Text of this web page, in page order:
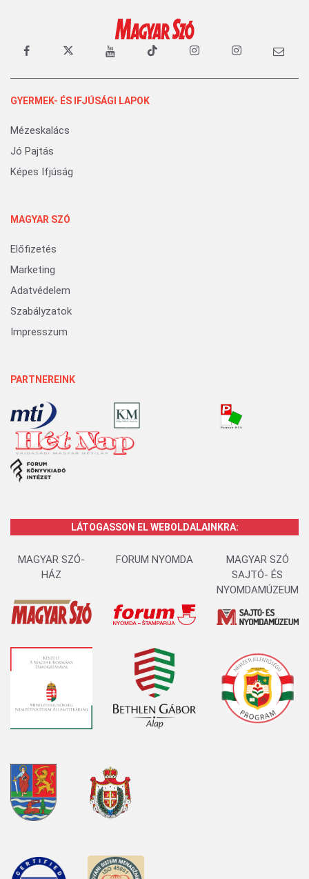
GYERMEK- ÉS IFJÚSÁGI LAPOK
Mézeskalács
Jó Pajtás
Képes Ifjúság
MAGYAR SZÓ
Előfizetés
Marketing
Adatvédelem
Szabályzatok
Impresszum
PARTNEREINK
LÁTOGASSON EL WEBOLDALAINKRA:
MAGYAR SZÓ-
HÁZ
FORUM NYOMDA
MAGYAR SZÓ
SAJTÓ- ÉS
NYOMDAMÚZEUM